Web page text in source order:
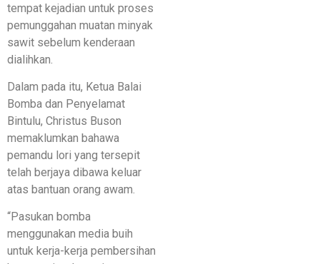
tempat kejadian untuk proses
pemunggahan muatan minyak
sawit sebelum kenderaan
dialihkan.
Dalam pada itu, Ketua Balai
Bomba dan Penyelamat
Bintulu, Christus Buson
memaklumkan bahawa
pemandu lori yang tersepit
telah berjaya dibawa keluar
atas bantuan orang awam.
“Pasukan bomba
menggunakan media buih
untuk kerja-kerja pembersihan